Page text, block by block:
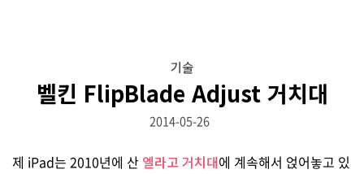
기술
벨킨 FlipBlade Adjust 거치대
2014-05-26
제 iPad는 2010년에 산 엘라고 거치대에 계속해서 얹어놓고 있